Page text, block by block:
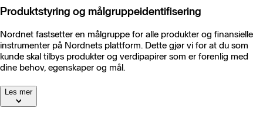
Produktstyring og målgruppeidentifisering
Nordnet fastsetter en målgruppe for alle produkter og finansielle
instrumenter på Nordnets plattform. Dette gjør vi for at du som
kunde skal tilbys produkter og verdipapirer som er forenlig med
dine behov, egenskaper og mål.
Les mer